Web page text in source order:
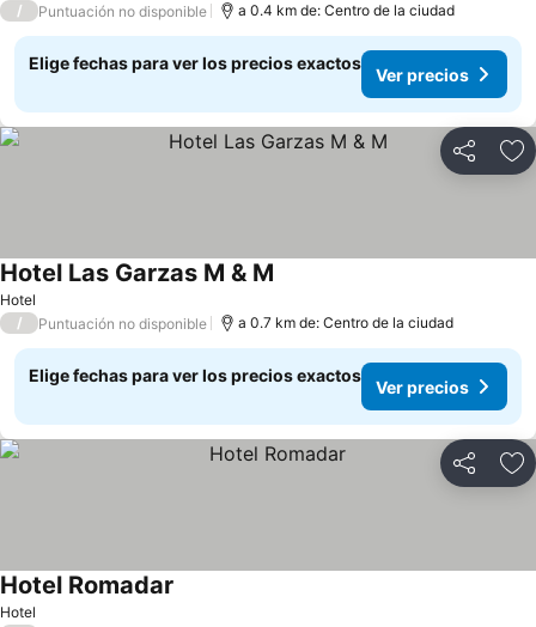
/ Puntuación no disponible a 0.4 km de: Centro de la ciudad
Elige fechas para ver los precios exactos
Ver precios
Compartir
Hotel
Hotel Las Garzas M & M
/ Puntuación no disponible a 0.7 km de: Centro de la ciudad
Elige fechas para ver los precios exactos
Ver precios
Compartir
Hotel
Hotel Romadar